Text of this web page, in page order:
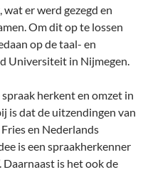
er werd gezegd en
Om dit op te lossen
op de taal- en
Universiteit in Nijmegen.
herkent en omzet in
is dat de uitzendingen van
en Nederlands
is een spraakherkenner
Daarnaast is het ook de